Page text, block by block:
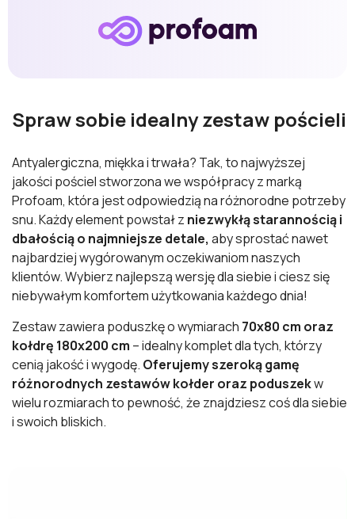
Spraw sobie idealny zestaw pościeli
Antyalergiczna, miękka i trwała? Tak, to najwyższej
jakości pościel stworzona we współpracy z marką
Profoam, która jest odpowiedzią na różnorodne potrzeby
snu. Każdy element powstał z niezwykłą starannością i
dbałością o najmniejsze detale, aby sprostać nawet
najbardziej wygórowanym oczekiwaniom naszych
klientów. Wybierz najlepszą wersję dla siebie i ciesz się
niebywałym komfortem użytkowania każdego dnia!
Zestaw zawiera poduszkę o wymiarach 70x80 cm oraz
kołdrę 180x200 cm – idealny komplet dla tych, którzy
cenią jakość i wygodę. Oferujemy szeroką gamę
różnorodnych zestawów kołder oraz poduszekw
wielu rozmiarach to pewność, że znajdziesz coś dla siebie
i swoich bliskich.